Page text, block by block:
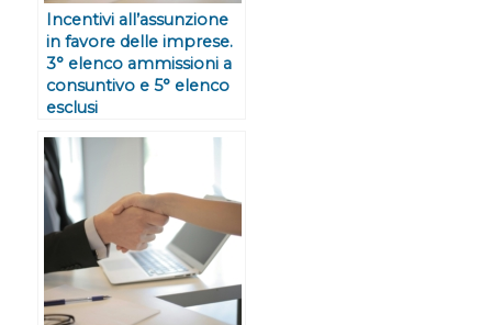
Incentivi all’assunzione
in favore delle imprese.
3° elenco ammissioni a
consuntivo e 5° elenco
esclusi